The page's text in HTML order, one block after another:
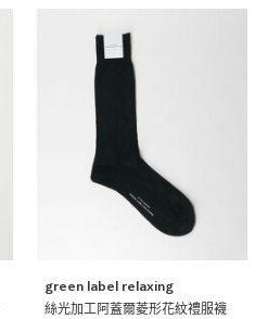
green label relaxing
絲光加工阿蓋爾菱形花紋禮服襪